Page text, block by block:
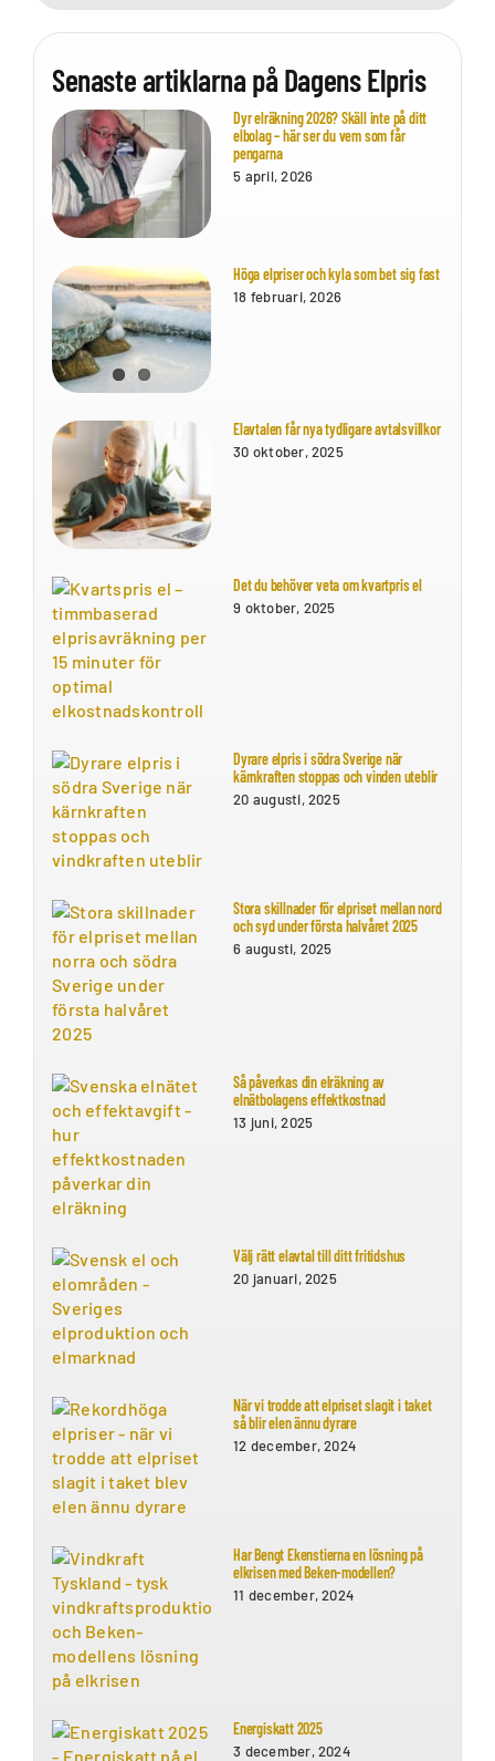
Senaste artiklarna på Dagens Elpris
Dyr elräkning 2026? Skäll inte på ditt
elbolag – här ser du vem som får
pengarna
5 april, 2026
Höga elpriser och kyla som bet sig fast
18 februari, 2026
Elavtalen får nya tydligare avtalsvillkor
30 oktober, 2025
Det du behöver veta om kvartpris el
9 oktober, 2025
Dyrare elpris i södra Sverige när
kärnkraften stoppas och vinden uteblir
20 augusti, 2025
Stora skillnader för elpriset mellan nord
och syd under första halvåret 2025
6 augusti, 2025
Så påverkas din elräkning av
elnätbolagens effektkostnad
13 juni, 2025
Välj rätt elavtal till ditt fritidshus
20 januari, 2025
När vi trodde att elpriset slagit i taket
så blir elen ännu dyrare
12 december, 2024
Har Bengt Ekenstierna en lösning på
elkrisen med Beken-modellen?
11 december, 2024
Energiskatt 2025
3 december, 2024